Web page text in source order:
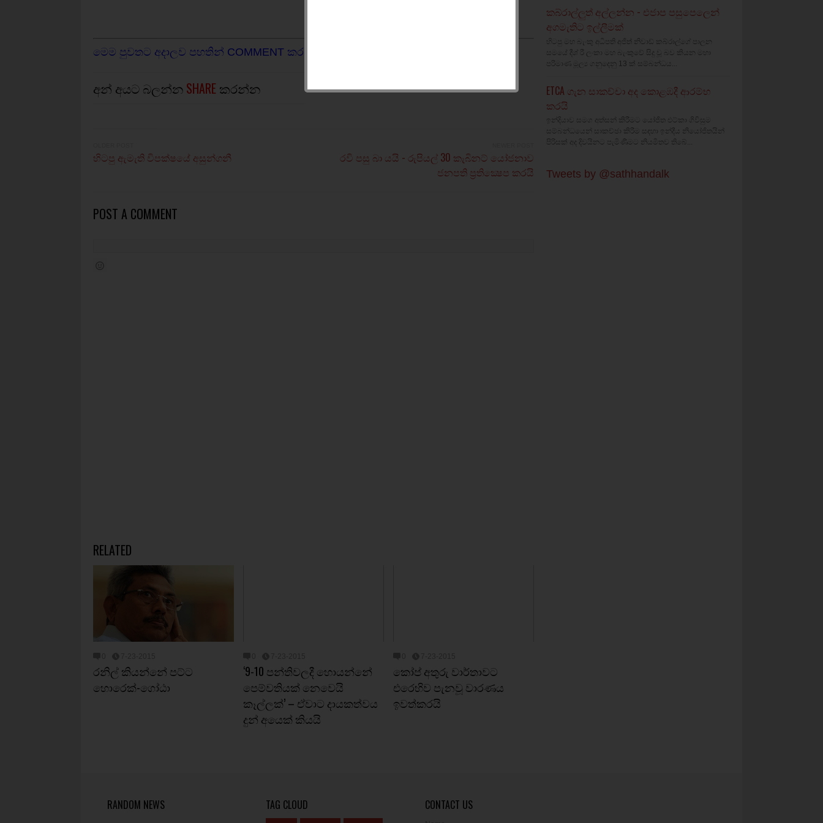
මෙම පුවතට අදාලව පහතින් COMMENT කරන්න.
අන් අයට බලන්න SHARE කරන්න
හිටපු ඇමැති විපක්ෂයේ අසුන්ගනී
රවි පසු බා යයි - රුපියල් 30 කැබිනට් යෝජනාව
ජනපති ප්‍රතික්‍ෂෙප කරයි
POST A COMMENT
RELATED
රනිල් කියන්නේ පට්ට
හොරෙක්-ගෝඨා
‘9-10 පන්තිවලදී හොයන්නේ
පෙම්වතියක් නෙවෙයි
කෑල්ලක්’ – ඒවාට දායකත්වය
දුන් අයෙක් කියයි
කෝප් අතුරු වාර්තාවට
එරෙහිව පැනවූ වාරණය
ඉවත්කරයි
කබ්රාල්ලුත් අල්ලන්න - එජාප පසුපෙලෙන්
අගමැතිට ඉල්ලීමක්
හිටපු මහ බැංකු අධිපති අජිත් නිවාඩ් කබ්රාල්ගේ පාලන
සමයේ දීශ්‍ රී ලංකා මහ බැංකුවේ සිදු වූ බව කියන මහා
පරිමාණ මූල්‍ය ගනුදෙනු 13 ක් සම්බන්ධය...
ETCA ගැන සාකච්චා අද කොළඹදී ආරම්භ
කරයි
ඉන්දියාව සමග අත්සන් කිරීමට යෝජිත එට්කා ගිවිසුම
සම්බන්ධයෙන් සාකච්ඡා කිරීම සඳහා ඉන්දීය නියෝජිතයින්
පිරිසක් අද දිවයිනට පැමිණීමට නියමිතව තිබේ...
Tweets by @sathhandalk
RANDOM NEWS
TAG CLOUD
CONTACT US